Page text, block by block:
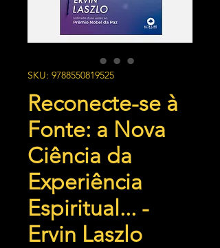
SKU: 9788550819525
Reconecte-se à
Fonte: a Nova
Ciência da
Experiência
Espiritual... -
Ervin Laszlo